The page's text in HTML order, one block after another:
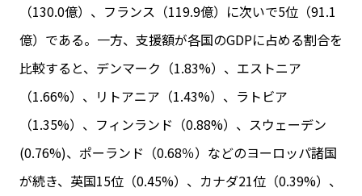
（130.0億）、フランス（119.9億）に次いで5位（91.1
億）である。一方、支援額が各国のGDPに占める割合を
比較すると、デンマーク（1.83%）、エストニア
（1.66%）、リトアニア（1.43%）、ラトビア
（1.35%）、フィンランド（0.88%）、スウェーデン
(0.76%)、ポーランド（0.68％）などのヨーロッパ諸国
が続き、英国15位（0.45%）、カナダ21位（0.39%）、